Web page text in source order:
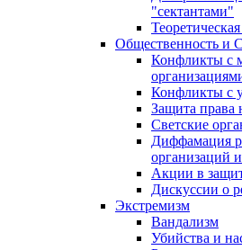
"сектантами"
Общественность и
Конфликты с
Конфликты с
Защита права
Светские
Диффамация
организаций
Акции в
Дискуссии о
Экстремизм
Вандализм
Убийства и